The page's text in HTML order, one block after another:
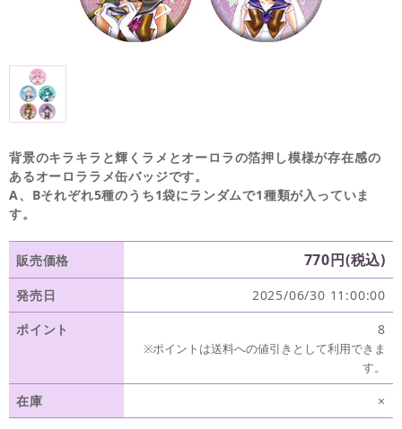
背景のキラキラと輝くラメとオーロラの箔押し模様が存在感の
あるオーロララメ缶バッジです。
A、Bそれぞれ5種のうち1袋にランダムで1種類が入っていま
す。
販売価格 770円(税込)
発売日
2025/06/30 11:00:00
ポイント
8
※ポイントは送料への値引きとして利用できま
す。
在庫 ×